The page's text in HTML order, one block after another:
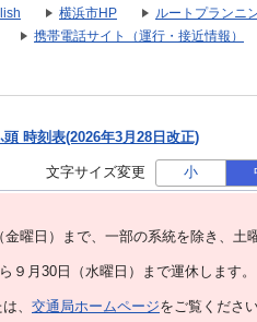
横浜市HP ルートプランニ
携帯電話サイト（運行・接近情報）
頭 時刻表(2026年3月28日改正)
文字サイズ変更 小
曜日）まで、⼀部の系統を除き、⼟
月30日（水曜日）まで運休します。
、 交通局ホームページをご覧ください